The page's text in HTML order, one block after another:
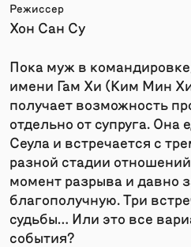
Режиссер
Хон Сан Су
Пока муж в
имени Гам Хи (Ким Мин
получает возможность
отдельно от супруга. Она
Сеула и встречается с
разной стадии
момент разрыва и давно
благополучную. Три
судьбы… Или это все
события?